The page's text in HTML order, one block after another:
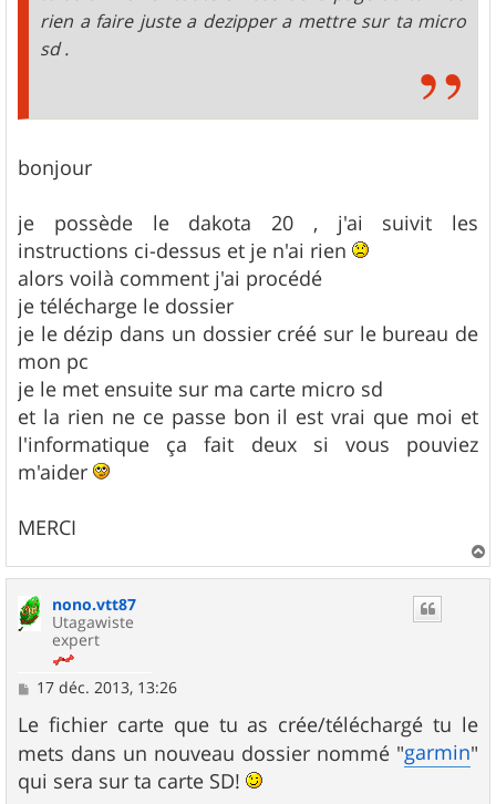
rien a faire juste a dezipper a mettre sur ta micro
sd .
bonjour
je possède le dakota 20 , j'ai suivit les
instructions ci-dessus et je n'ai rien
alors voilà comment j'ai procédé
je télécharge le dossier
je le dézip dans un dossier créé sur le bureau de
mon pc
je le met ensuite sur ma carte micro sd
et la rien ne ce passe bon il est vrai que moi et
l'informatique ça fait deux si vous pouviez
m'aider
MERCI
a
nono.vtt87
Utagawiste
expert
M
s
s
a
g
e
17 déc. 2013, 13:26
Le fichier carte que tu as crée/téléchargé tu le
mets dans un nouveau dossier nommé "garmin"
qui sera sur ta carte SD!